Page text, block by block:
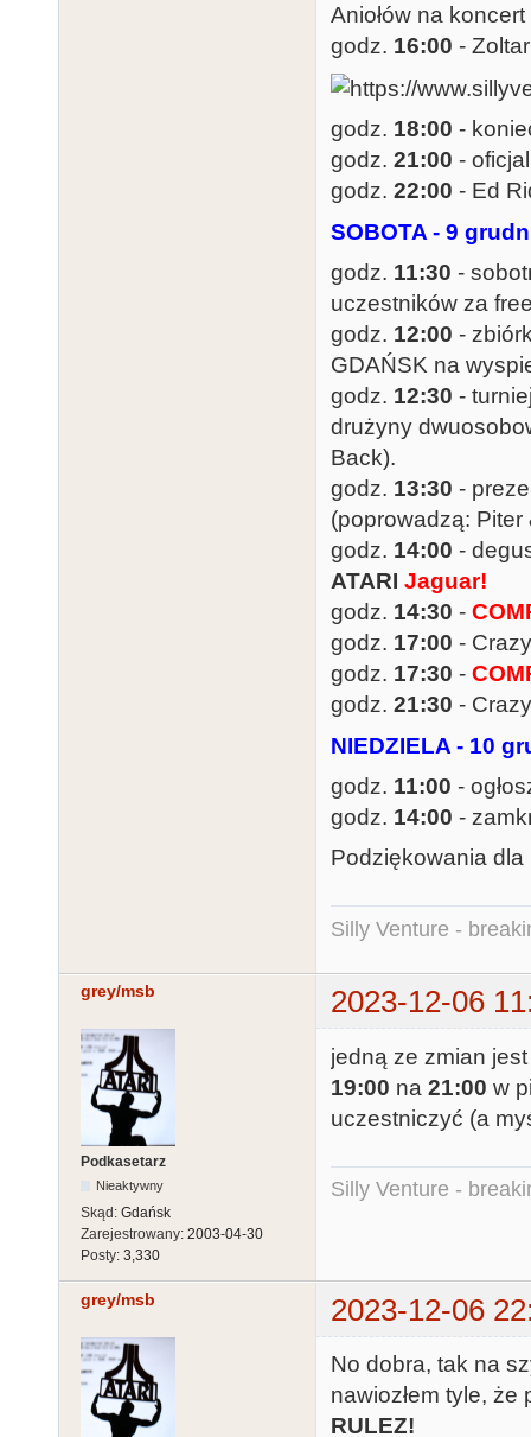
Aniołów na koncert
godz. 16:00 -
godz. 18:00 -
godz. 21:00 -
godz. 22:00 - Ed
SOBOTA - 9
godz. 11:30 -
uczestników za
godz. 12:00 -
GDAŃSK na
godz. 12:30 -
drużyny
Back).
godz. 13:30 -
(poprowadzą: Piter
godz. 14:00 -
ATARI Jaguar!
godz. 14:30 -
godz. 17:00 -
godz. 17:30 -
godz. 21:30 -
NIEDZIELA - 10
godz. 11:00 -
godz. 14:00 -
Podziękowania dla
Silly Venture -
grey/msb 2023-12-06
Podkasetarz
Nieaktywny
Skąd: Gdańsk
Zarejestrowany: 2003-04-30
Posty: 3,330
jedną ze zmian
19:00 na 21:00 w
uczestniczyć (a
Silly Venture -
grey/msb 2023-12-06
No dobra, tak na
nawiozłem tyle,
RULEZ!